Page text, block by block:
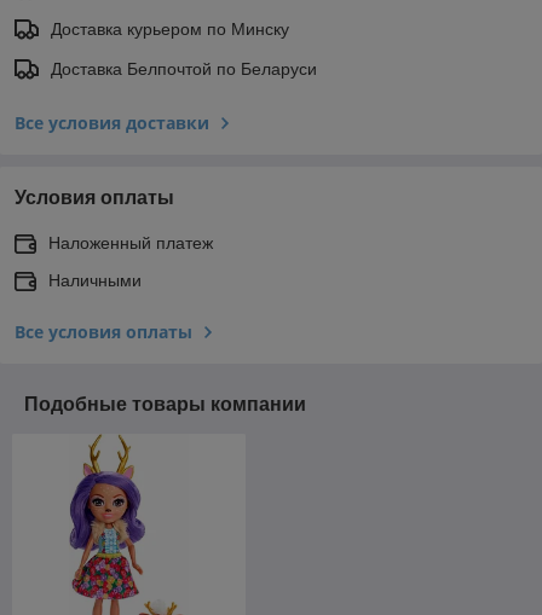
Доставка курьером по Минску
Доставка Белпочтой по Беларуси
Все условия доставки
Условия оплаты
Наложенный платеж
Наличными
Все условия оплаты
Подобные товары компании